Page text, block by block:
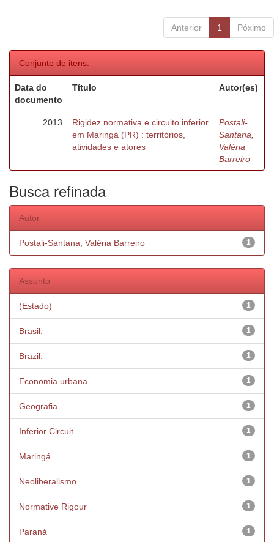
Anterior 1 Póximo
Conjunto de itens:
Data do
documento
Título Autor(es)
2013
Rigidez normativa e circuito inferior
em Maringá (PR) : territórios,
atividades e atores
Postali-
Santana,
Valéria
Barreiro
Busca refinada
Autor
1
Postali-Santana, Valéria Barreiro
Assunto
1
(Estado)
1
Brasil.
1
Brazil.
1
Economia urbana
1
Geografia
1
Inferior Circuit
1
Maringá
1
Neoliberalismo
1
Normative Rigour
1
Paraná